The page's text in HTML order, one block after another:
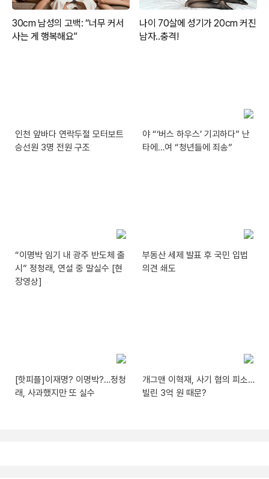
인천 앞바다 연락두절 모터보트
승선원 3명 전원 구조
야 “‘버스 하우스’ 기괴하다” 난
타에…여 “청년들에 죄송”
“이명박 임기 내 광주 반도체 출
시” 정청래, 연설 중 말실수 [현
장영상]
부동산 세제 발표 후 국민 입법
의견 쇄도
[핫피플]이재명? 이명박?…정청
래, 사과했지만 또 실수
개그맨 이혁재, 사기 혐의 피소…
빌린 3억 원 때문?